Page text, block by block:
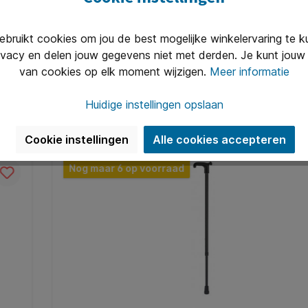
ergonomie en efficiëntie samen. Wij bieden een scala
Van ergonomische bureaustoelen die je ruggengraat
die stille toetsenborden waar je collega's je dankbaar
Nog maar 6 op voorraad
cookies om jou de best mogelijke winkelervaring te
en delen jouw gegevens niet met derden. Je kunt
van cookies op elk moment wijzigen. Meer informatie
Huidige instellingen opslaan
Cookie instellingen Alle cookies accepteren